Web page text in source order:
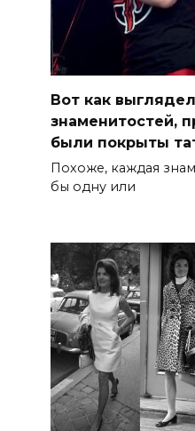
Вот как
знаменитостей,
были покрыты
Похоже, каждая
бы одну или